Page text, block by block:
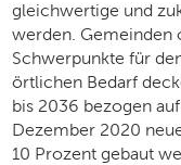
gleichwertige und
werden. Gemeinden
Schwerpunkte für
örtlichen Bedarf
bis 2036 bezogen
Dezember 2020
10 Prozent gebaut